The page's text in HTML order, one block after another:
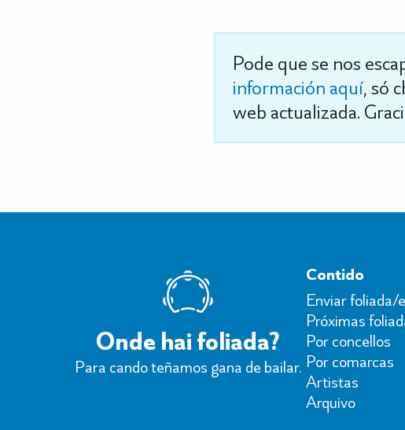
Pode que se nos
información aquí, só
web actualizada.
Onde hai foliada?
Para cando teñamos gana de bailar.
Contido
Enviar foliada/
Próximas
Por concellos
Por comarcas
Artistas
Arquivo